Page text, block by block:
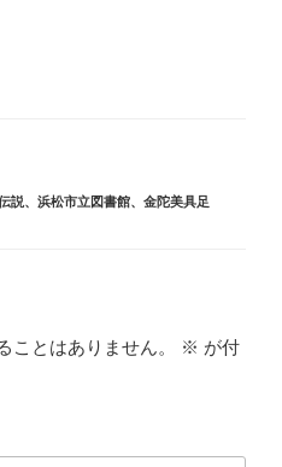
説、 浜松市立図書館、 金陀美具足
ことはありません。 ※ が付